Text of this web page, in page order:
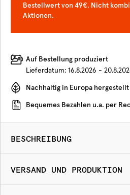
Bestellwert von 49€. Nicht
Aktionen.
Auf Bestellung produziert
Lieferdatum: 16.8.2026 -
Nachhaltig in Europa hergestellt
Bequemes Bezahlen u.a. per
BESCHREIBUNG
VERSAND UND PRODUKTION